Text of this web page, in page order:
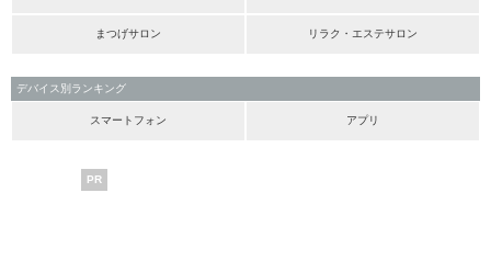
まつげサロン リラク・エステサロン
デバイス別ランキング
スマートフォン アプリ
PR